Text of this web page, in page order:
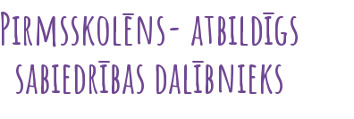
Pirmsskolēns- atbildīgs
sabiedrības dalībnieks